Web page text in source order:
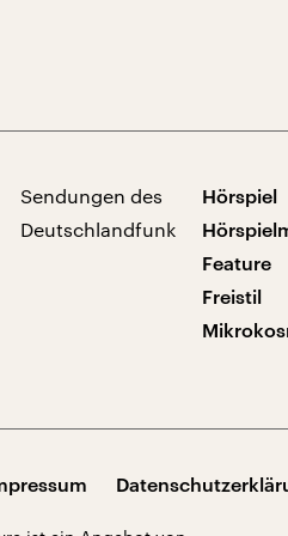
Sendungen des
Deutschlandfunk
Hörspiel
Feature
Freistil